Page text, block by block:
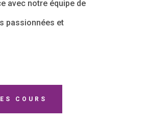
avec notre équipe de
passionnées et
COURS